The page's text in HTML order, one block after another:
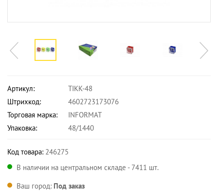
Артикул:
TIKK-48
Штрихкод:
4602723173076
Торговая марка:
INFORMAT
Упаковка:
48/1440
Код товара: 246275
В наличии на центральном складе - 7411 шт.
Ваш город: Под заказ